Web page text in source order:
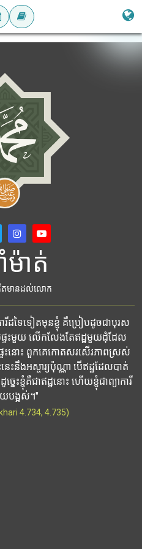
ាត់
តមានដល់លោក
រីដទៃទៀតមុនខ្ញុំ គឺប្រៀបដូចជាបុរស
ទះមួយ លើកលែងតែឥដ្ឋមួយដុំដែល
នោះ ពួកគេកោតសរសើរភាពស្រស់
ះនឹងអស្ចារ្យប៉ុណ្ណា បើឥដ្ឋដែលបាត់
េះខ្ញុំគឺជាឥដ្ឋនោះ ហើយខ្ញុំជាព្យាការី
បង្អស់។"
4.734, 4.735)